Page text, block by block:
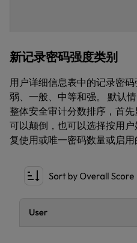
新记录密码强度类别
用户详细信息表中的记录密
弱、一般、中等和强。 默认
整体安全审计分数排序，首
可以颠倒，也可以选择按用
复使用或唯一密码数量或启用